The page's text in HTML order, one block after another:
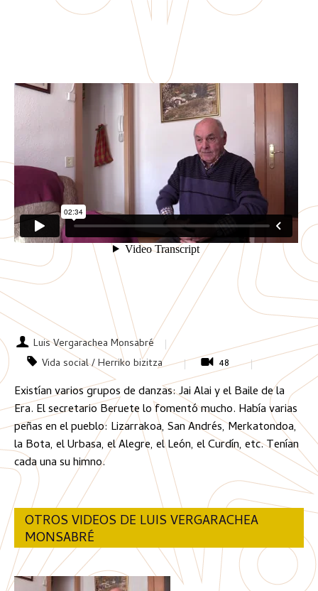
Luis Vergarachea Monsabré
Vida social / Herriko bizitza
48
Existían varios grupos de danzas: Jai Alai y el Baile de la
Era. El secretario Beruete lo fomentó mucho. Había varias
peñas en el pueblo: Lizarrakoa, San Andrés, Merkatondoa,
la Bota, el Urbasa, el Alegre, el León, el Curdín, etc. Tenían
cada una su himno.
OTROS VIDEOS DE LUIS VERGARACHEA
MONSABRÉ